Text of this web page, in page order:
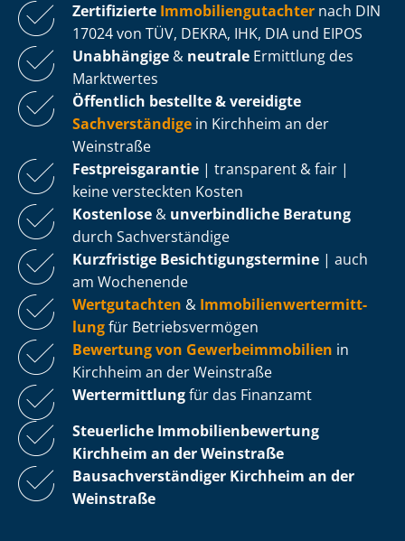
Zertifizierte Im­mo­bi­li­en­gut­ach­ter nach DIN
17024 von TÜV, DEKRA, IHK, DIA und EIPOS
Unabhängige & neutrale Ermittlung des
Marktwertes
Öffentlich bestellte & vereidigte
Sachverständige in Kirchheim an der
Weinstraße
Fest­preis­ga­ran­tie | transparent & fair |
keine versteckten Kosten
Kostenlose & unverbindliche Beratung
durch Sachverständige
Kurzfristige Be­sich­ti­gungs­ter­mi­ne | auch
am Wochenende
Wertgutachten & Im­mo­bi­li­en­wert­ermitt­
lungfür Be­triebs­ver­mö­gen
Bewertung von Ge­wer­be­im­mo­bi­li­en in
Kirchheim an der Weinstraße
Wertermittlungfür das Finanzamt
Steuerliche Im­mo­bi­li­en­be­wer­tung
Kirchheim an der Weinstraße
Bau­sach­ver­stän­di­ger Kirchheim an der
Weinstraße